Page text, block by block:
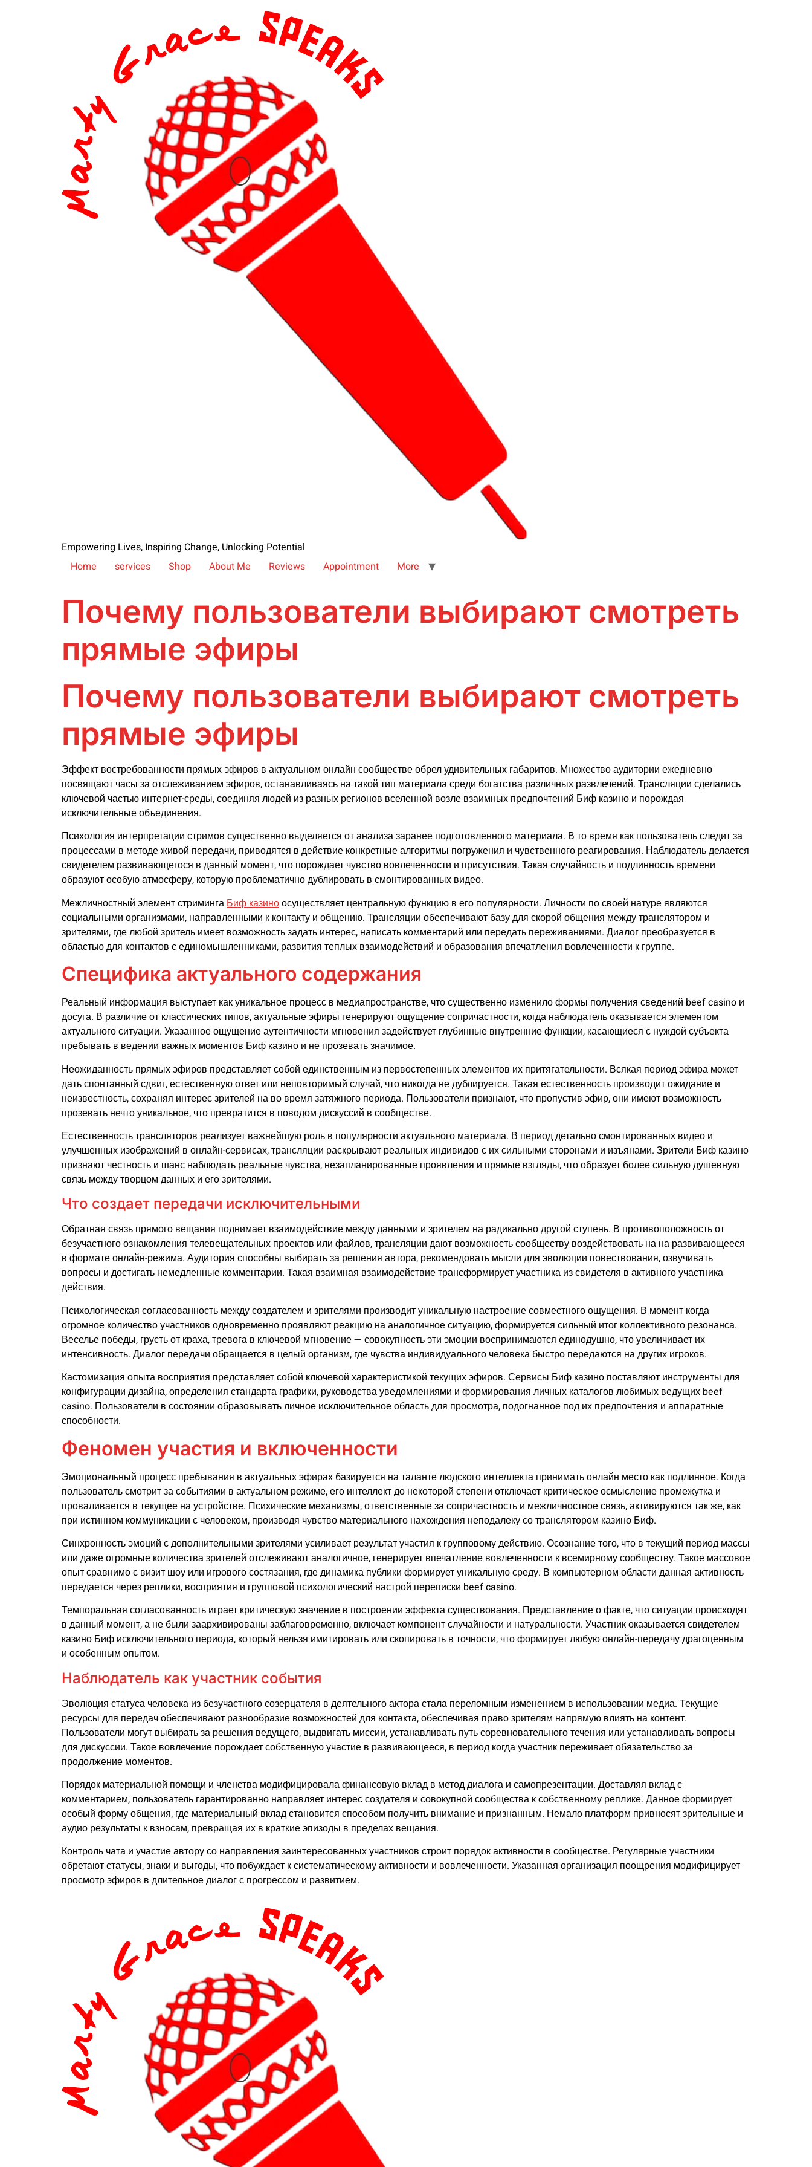
Empowering Lives, Inspiring Change, Unlocking Potential
Home
services Shop About Me Reviews Appointment More
Почему пользователи выбирают смотреть
прямые эфиры
Почему пользователи выбирают смотреть
прямые эфиры
Эффект востребованности прямых эфиров в актуальном онлайн сообществе обрел удивительных габаритов. Множество аудитории ежедневно
посвящают часы за отслеживанием эфиров, останавливаясь на такой тип материала среди богатства различных развлечений. Трансляции сделались
ключевой частью интернет-среды, соединяя людей из разных регионов вселенной возле взаимных предпочтений Биф казино и порождая
исключительные объединения.
Психология интерпретации стримов существенно выделяется от анализа заранее подготовленного материала. В то время как пользователь следит за
процессами в методе живой передачи, приводятся в действие конкретные алгоритмы погружения и чувственного реагирования. Наблюдатель делается
свидетелем развивающегося в данный момент, что порождает чувство вовлеченности и присутствия. Такая случайность и подлинность времени
образуют особую атмосферу, которую проблематично дублировать в смонтированных видео.
Межличностный элемент стриминга Биф казиноосуществляет центральную функцию в его популярности. Личности по своей натуре являются
социальными организмами, направленными к контакту и общению. Трансляции обеспечивают базу для скорой общения между транслятором и
зрителями, где любой зритель имеет возможность задать интерес, написать комментарий или передать переживаниями. Диалог преобразуется в
областью для контактов с единомышленниками, развития теплых взаимодействий и образования впечатления вовлеченности к группе.
Специфика актуального содержания
Реальный информация выступает как уникальное процесс в медиапространстве, что существенно изменило формы получения сведений beef casino и
досуга. В различие от классических типов, актуальные эфиры генерируют ощущение сопричастности, когда наблюдатель оказывается элементом
актуального ситуации. Указанное ощущение аутентичности мгновения задействует глубинные внутренние функции, касающиеся с нуждой субъекта
пребывать в ведении важных моментов Биф казино и не прозевать значимое.
Неожиданность прямых эфиров представляет собой единственным из первостепенных элементов их притягательности. Всякая период эфира может
дать спонтанный сдвиг, естественную ответ или неповторимый случай, что никогда не дублируется. Такая естественность производит ожидание и
неизвестность, сохраняя интерес зрителей на во время затяжного периода. Пользователи признают, что пропустив эфир, они имеют возможность
прозевать нечто уникальное, что превратится в поводом дискуссий в сообществе.
Естественность трансляторов реализует важнейшую роль в популярности актуального материала. В период детально смонтированных видео и
улучшенных изображений в онлайн-сервисах, трансляции раскрывают реальных индивидов с их сильными сторонами и изъянами. Зрители Биф казино
признают честность и шанс наблюдать реальные чувства, незапланированные проявления и прямые взгляды, что образует более сильную душевную
связь между творцом данных и его зрителями.
Что создает передачи исключительными
Обратная связь прямого вещания поднимает взаимодействие между данными и зрителем на радикально другой ступень. В противоположность от
безучастного ознакомления телевещательных проектов или файлов, трансляции дают возможность сообществу воздействовать на на развивающееся
в формате онлайн-режима. Аудитория способны выбирать за решения автора, рекомендовать мысли для эволюции повествования, озвучивать
вопросы и достигать немедленные комментарии. Такая взаимная взаимодействие трансформирует участника из свидетеля в активного участника
действия.
Психологическая согласованность между создателем и зрителями производит уникальную настроение совместного ощущения. В момент когда
огромное количество участников одновременно проявляют реакцию на аналогичное ситуацию, формируется сильный итог коллективного резонанса.
Веселье победы, грусть от краха, тревога в ключевой мгновение — совокупность эти эмоции воспринимаются единодушно, что увеличивает их
интенсивность. Диалог передачи обращается в целый организм, где чувства индивидуального человека быстро передаются на других игроков.
Кастомизация опыта восприятия представляет собой ключевой характеристикой текущих эфиров. Сервисы Биф казино поставляют инструменты для
конфигурации дизайна, определения стандарта графики, руководства уведомлениями и формирования личных каталогов любимых ведущих beef
casino. Пользователи в состоянии образовывать личное исключительное область для просмотра, подогнанное под их предпочтения и аппаратные
способности.
Феномен участия и включенности
Эмоциональный процесс пребывания в актуальных эфирах базируется на таланте людского интеллекта принимать онлайн место как подлинное. Когда
пользователь смотрит за событиями в актуальном режиме, его интеллект до некоторой степени отключает критическое осмысление промежутка и
проваливается в текущее на устройстве. Психические механизмы, ответственные за сопричастность и межличностное связь, активируются так же, как
при истинном коммуникации с человеком, производя чувство материального нахождения неподалеку со транслятором казино Биф.
Синхронность эмоций с дополнительными зрителями усиливает результат участия к групповому действию. Осознание того, что в текущий период массы
или даже огромные количества зрителей отслеживают аналогичное, генерирует впечатление вовлеченности к всемирному сообществу. Такое массовое
опыт сравнимо с визит шоу или игрового состязания, где динамика публики формирует уникальную среду. В компьютерном области данная активность
передается через реплики, восприятия и групповой психологический настрой переписки beef casino.
Темпоральная согласованность играет критическую значение в построении эффекта существования. Представление о факте, что ситуации происходят
в данный момент, а не были заархивированы заблаговременно, включает компонент случайности и натуральности. Участник оказывается свидетелем
казино Биф исключительного периода, который нельзя имитировать или скопировать в точности, что формирует любую онлайн-передачу драгоценным
и особенным опытом.
Наблюдатель как участник события
Эволюция статуса человека из безучастного созерцателя в деятельного актора стала переломным изменением в использовании медиа. Текущие
ресурсы для передач обеспечивают разнообразие возможностей для контакта, обеспечивая право зрителям напрямую влиять на контент.
Пользователи могут выбирать за решения ведущего, выдвигать миссии, устанавливать путь соревновательного течения или устанавливать вопросы
для дискуссии. Такое вовлечение порождает собственную участие в развивающееся, в период когда участник переживает обязательство за
продолжение моментов.
Порядок материальной помощи и членства модифицировала финансовую вклад в метод диалога и самопрезентации. Доставляя вклад с
комментарием, пользователь гарантированно направляет интерес создателя и совокупной сообщества к собственному реплике. Данное формирует
особый форму общения, где материальный вклад становится способом получить внимание и признанным. Немало платформ привносят зрительные и
аудио результаты к взносам, превращая их в краткие эпизоды в пределах вещания.
Контроль чата и участие автору со направления заинтересованных участников строит порядок активности в сообществе. Регулярные участники
обретают статусы, знаки и выгоды, что побуждает к систематическому активности и вовлеченности. Указанная организация поощрения модифицирует
просмотр эфиров в длительное диалог с прогрессом и развитием.